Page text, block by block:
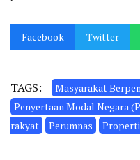
Facebook Twitter
TAGS: Masyarakat
Penyertaan Modal Negara
rakyat
Perumnas Properti